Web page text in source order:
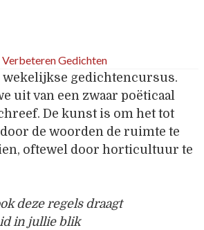
VerbeterenGedichten
wekelijkse gedichtencursus.
uit van een zwaar poëticaal
De kunst is om het tot
de woorden de ruimte te
oftewel door horticultuur te
deze regels draagt
in jullie blik